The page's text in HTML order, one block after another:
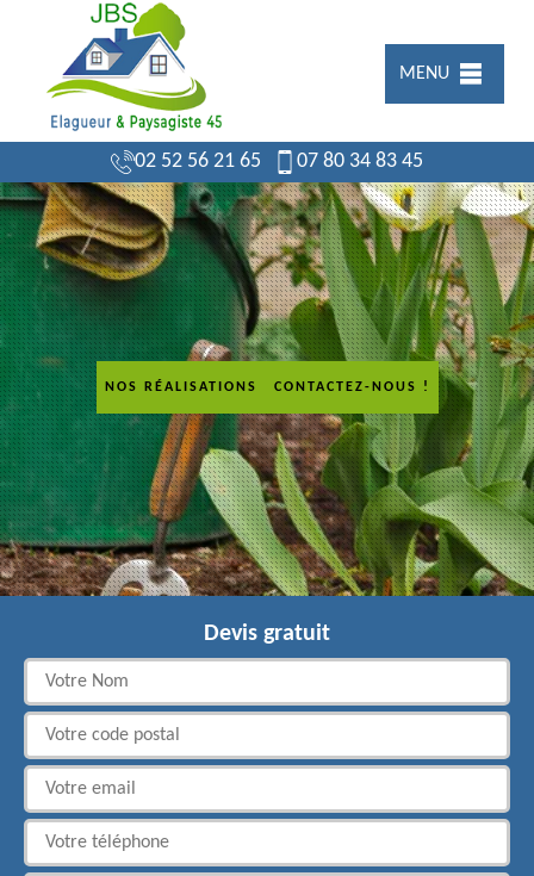
MENU
02 52 56 21 65 07 80 34 83 45
NOS RÉALISATIONS CONTACTEZ-NOUS !
Devis gratuit